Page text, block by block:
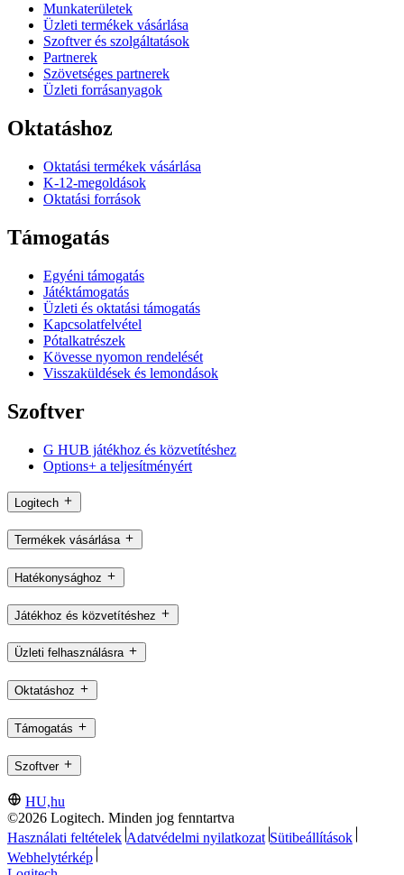
Munkaterületek
Üzleti termékek vásárlása
Szoftver és szolgáltatások
Partnerek
Szövetséges partnerek
Üzleti forrásanyagok
Oktatáshoz
Oktatási termékek vásárlása
K-12-megoldások
Oktatási források
Támogatás
Egyéni támogatás
Játéktámogatás
Üzleti és oktatási támogatás
Kapcsolatfelvétel
Pótalkatrészek
Kövesse nyomon rendelését
Visszaküldések és lemondások
Szoftver
G HUB játékhoz és közvetítéshez
Options+ a teljesítményért
Logitech
Termékek vásárlása
Hatékonysághoz
Játékhoz és közvetítéshez
Üzleti felhasználásra
Oktatáshoz
Támogatás
Szoftver
HU,hu
©2026 Logitech. Minden jog fenntartva
Használati feltételek Adatvédelmi nyilatkozat Sütibeállítások
Webhelytérkép